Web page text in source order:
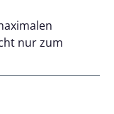
nur zum